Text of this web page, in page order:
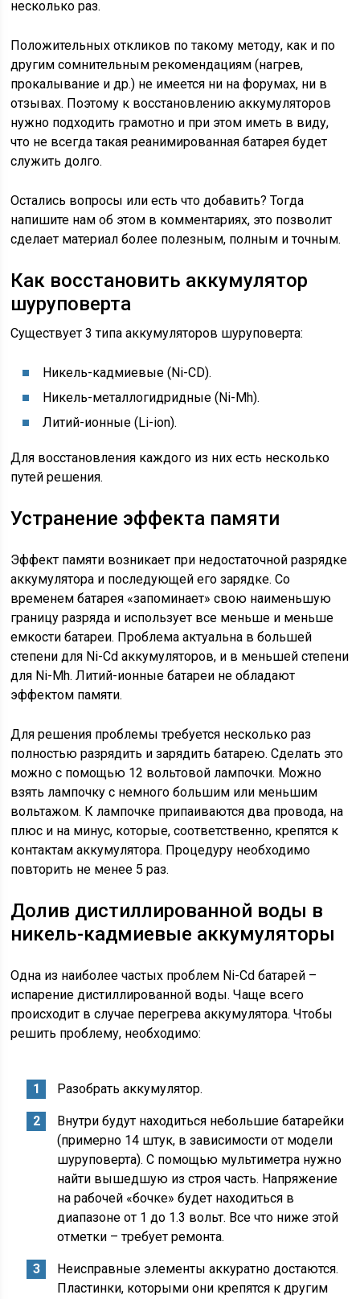
несколько раз.
Положительных откликов по такому методу, как и по
другим сомнительным рекомендациям (нагрев,
прокалывание и др.) не имеется ни на форумах, ни в
отзывах. Поэтому к восстановлению аккумуляторов
нужно подходить грамотно и при этом иметь в виду,
что не всегда такая реанимированная батарея будет
служить долго.
Остались вопросы или есть что добавить? Тогда
напишите нам об этом в комментариях, это позволит
сделает материал более полезным, полным и точным.
Как восстановить аккумулятор
шуруповерта
Существует 3 типа аккумуляторов шуруповерта:
Никель-кадмиевые (Ni-CD).
Никель-металлогидридные (Ni-Mh).
Литий-ионные (Li-ion).
Для восстановления каждого из них есть несколько
путей решения.
Устранение эффекта памяти
Эффект памяти возникает при недостаточной разрядке
аккумулятора и последующей его зарядке. Со
временем батарея «запоминает» свою наименьшую
границу разряда и использует все меньше и меньше
емкости батареи. Проблема актуальна в большей
степени для Ni-Cd аккумуляторов, и в меньшей степени
для Ni-Mh. Литий-ионные батареи не обладают
эффектом памяти.
Для решения проблемы требуется несколько раз
полностью разрядить и зарядить батарею. Сделать это
можно с помощью 12 вольтовой лампочки. Можно
взять лампочку с немного большим или меньшим
вольтажом. К лампочке припаиваются два провода, на
плюс и на минус, которые, соответственно, крепятся к
контактам аккумулятора. Процедуру необходимо
повторить не менее 5 раз.
Долив дистиллированной воды в
никель-кадмиевые аккумуляторы
Одна из наиболее частых проблем Ni-Cd батарей –
испарение дистиллированной воды. Чаще всего
происходит в случае перегрева аккумулятора. Чтобы
решить проблему, необходимо:
Разобрать аккумулятор.
Внутри будут находиться небольшие батарейки
(примерно 14 штук, в зависимости от модели
шуруповерта). С помощью мультиметра нужно
найти вышедшую из строя часть. Напряжение
на рабочей «бочке» будет находиться в
диапазоне от 1 до 1.3 вольт. Все что ниже этой
отметки – требует ремонта.
Неисправные элементы аккуратно достаются.
Пластинки, которыми они крепятся к другим